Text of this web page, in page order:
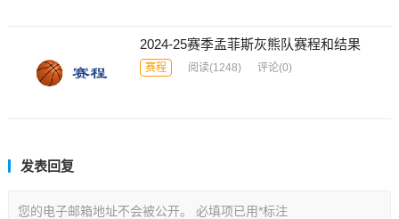
2024-25赛季孟菲斯灰熊队赛程和结果
赛程 阅读(1248) 评论(0)
发表回复
您的电子邮箱地址不会被公开。 必填项已用*标注